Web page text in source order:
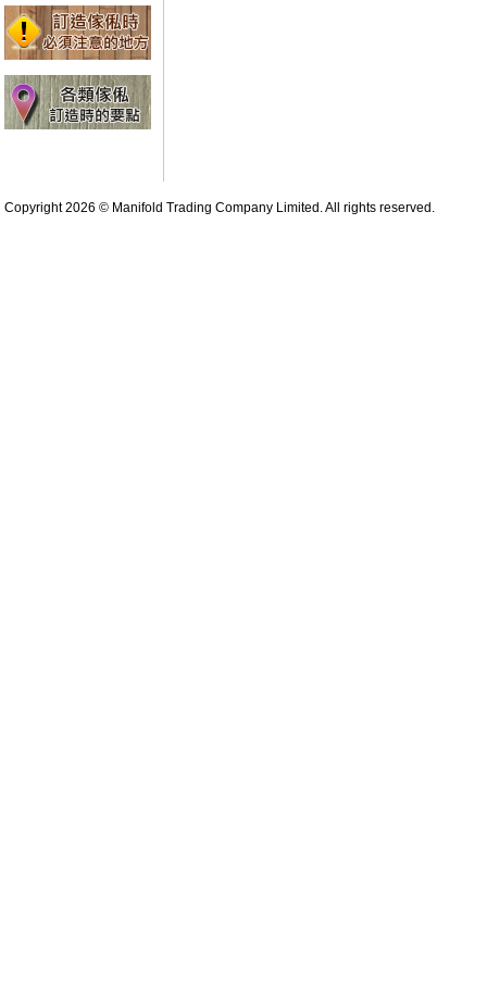
Copyright 2026 © Manifold Trading Company Limited. All rights reserved.